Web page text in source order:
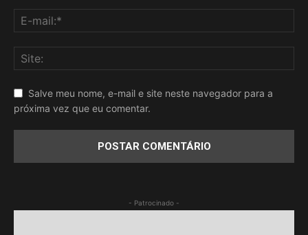
Salve meu nome, e-mail e site neste navegador para a
próxima vez que eu comentar.
- Patrocinado -